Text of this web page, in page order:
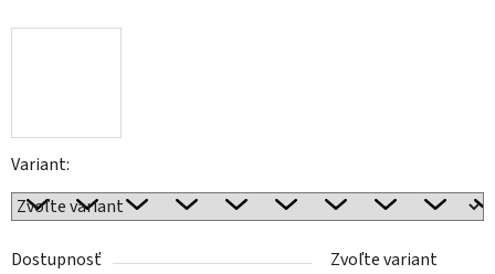
Variant:
Dostupnosť
Zvoľte variant